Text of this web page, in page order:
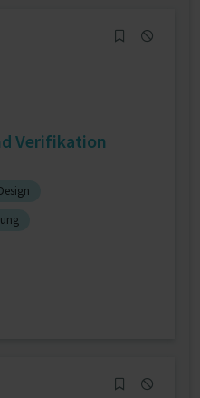
Verifikation